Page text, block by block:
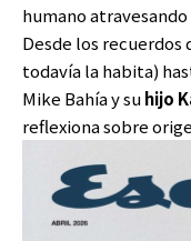
humano
Desde los recuerdos
todavía la habita)
Mike Bahía y suhijo
reflexiona sobre